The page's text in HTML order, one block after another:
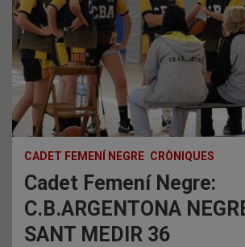
CADET FEMENÍ NEGRE CRÒNIQUES
Cadet Femení Negre:
C.B.ARGENTONA
SANT MEDIR 36